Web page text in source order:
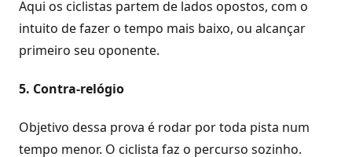
Aqui os ciclistas partem de lados opostos, com o
intuito de fazer o tempo mais baixo, ou alcançar
primeiro seu oponente.
5. Contra-relógio
Objetivo dessa prova é rodar por toda pista num
tempo menor. O ciclista faz o percurso sozinho.